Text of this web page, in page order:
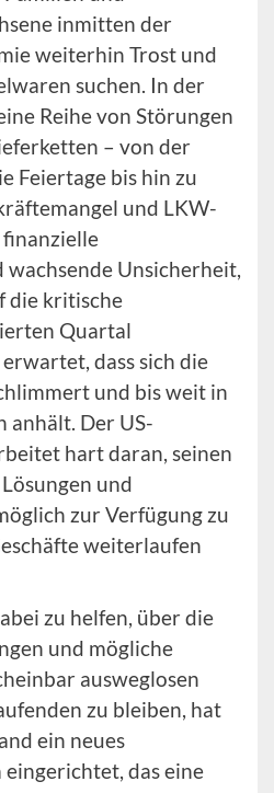
inmitten der
weiterhin Trost und
suchen. In der
Reihe von Störungen
– von der
Feiertage bis hin zu
und LKW-
Unsicherheit,
die kritische
Quartal
dass sich die
und bis weit in
anhält. Der US-
hart daran, seinen
und
zur Verfügung zu
weiterlaufen
zu helfen, über die
und mögliche
ausweglosen
zu bleiben, hat
ein neues
das eine